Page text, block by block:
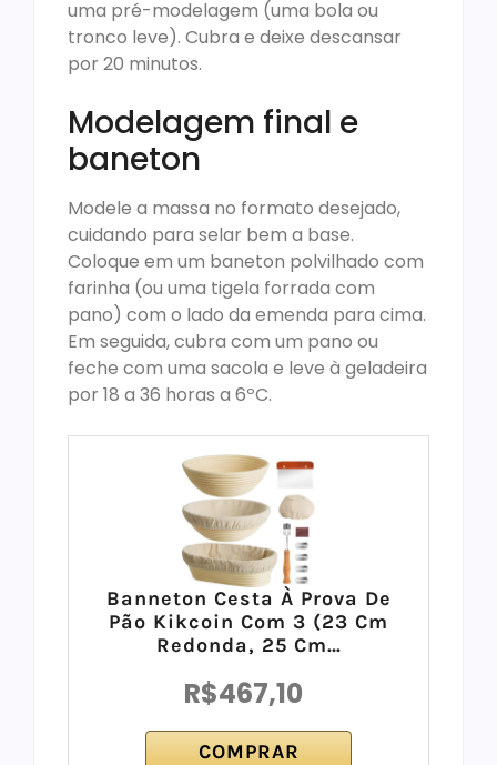
uma pré-modelagem (uma bola ou
tronco leve). Cubra e deixe descansar
por 20 minutos.
Modelagem final e
baneton
Modele a massa no formato desejado,
cuidando para selar bem a base.
Coloque em um baneton polvilhado com
farinha (ou uma tigela forrada com
pano) com o lado da emenda para cima.
Em seguida, cubra com um pano ou
feche com uma sacola e leve à geladeira
por 18 a 36 horas a 6ºC.
Banneton Cesta À Prova De
Pão Kikcoin Com 3 (23 Cm
Redonda, 25 Cm…
R$467,10
COMPRAR